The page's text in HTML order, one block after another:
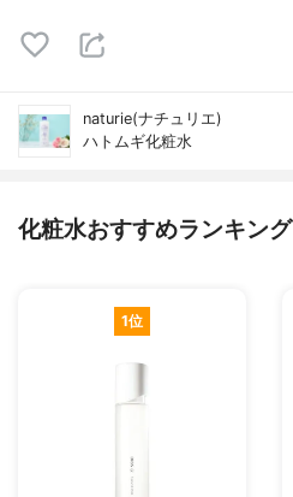
naturie(ナチュリエ)
ハトムギ化粧水
化粧水おすすめランキング
1位